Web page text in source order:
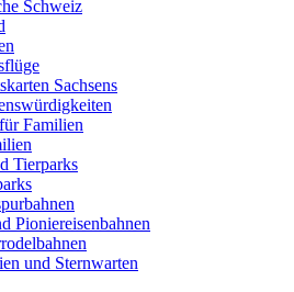
Schweiz
Sachsens
Familien
Tierparks
Pioniereisenbahnen
und Sternwarten